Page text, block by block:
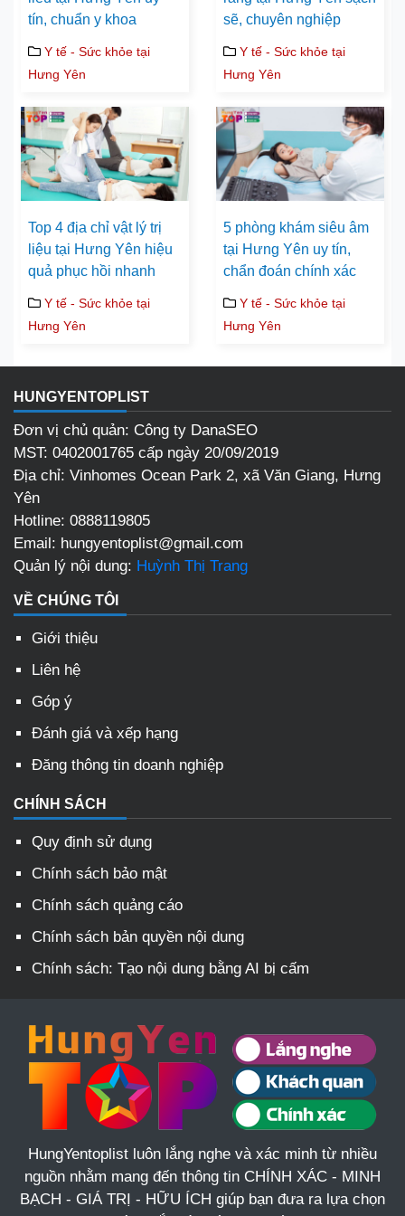
tín, chuẩn y khoa
Y tế - Sức khỏe tại
Hưng Yên
sẽ, chuyên nghiệp
Y tế - Sức khỏe tại
Hưng Yên
Top 4 địa chỉ vật lý trị
liệu tại Hưng Yên hiệu
quả phục hồi nhanh
Y tế - Sức khỏe tại
Hưng Yên
5 phòng khám siêu âm
tại Hưng Yên uy tín,
chẩn đoán chính xác
Y tế - Sức khỏe tại
Hưng Yên
HUNGYENTOPLIST
Đơn vị chủ quản: Công ty DanaSEO
MST: 0402001765 cấp ngày 20/09/2019
Địa chỉ: Vinhomes Ocean Park 2, xã Văn Giang, Hưng
Yên
Hotline: 0888119805
Email: hungyentoplist@gmail.com
Quản lý nội dung: Huỳnh Thị Trang
VỀ CHÚNG TÔI
Giới thiệu
Liên hệ
Góp ý
Đánh giá và xếp hạng
Đăng thông tin doanh nghiệp
CHÍNH SÁCH
Quy định sử dụng
Chính sách bảo mật
Chính sách quảng cáo
Chính sách bản quyền nội dung
Chính sách: Tạo nội dung bằng AI bị cấm
HungYentoplist luôn lắng nghe và xác minh từ nhiều
nguồn nhằm mang đến thông tin CHÍNH XÁC - MINH
BẠCH - GIÁ TRỊ - HỮU ÍCH giúp bạn đưa ra lựa chọn